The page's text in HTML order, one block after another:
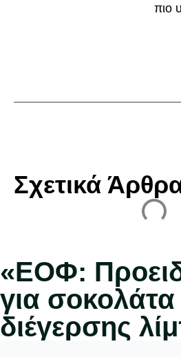
πιο
Σχετικά
«ΕΟΦ:
για
διέγερσης